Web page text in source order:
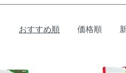
おすすめ順 価格順